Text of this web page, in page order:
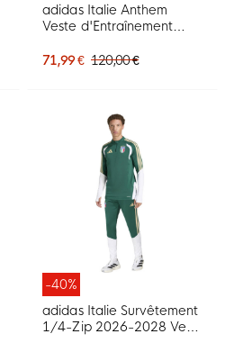
adidas Italie Anthem
Veste d'Entraînement
71,99 € 120,00 €
-40%
adidas Italie Survêtement
1/4-Zip 2026-2028 Vert